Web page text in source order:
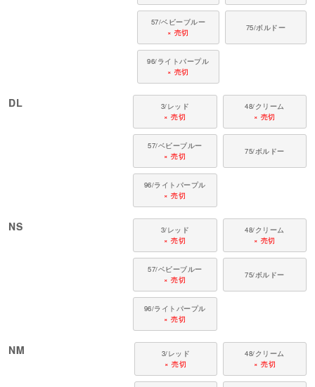
57/ベビーブルー
× 売切
75/ボルドー
96/ライトパープル
× 売切
DL
3/レッド
× 売切
48/クリーム
× 売切
57/ベビーブルー
× 売切
75/ボルドー
96/ライトパープル
× 売切
NS
3/レッド
× 売切
48/クリーム
× 売切
57/ベビーブルー
× 売切
75/ボルドー
96/ライトパープル
× 売切
NM
3/レッド
× 売切
48/クリーム
× 売切